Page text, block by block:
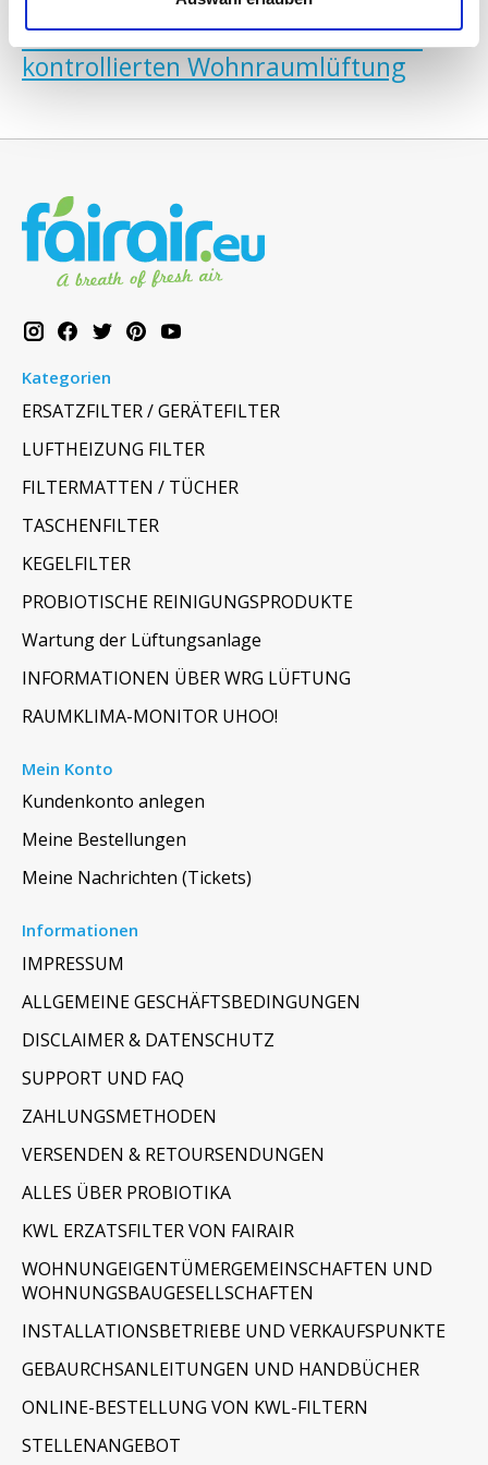
Zurück zu den informationen über
kontrollierten Wohnraumlüftung
Kategorien
ERSATZFILTER / GERÄTEFILTER
LUFTHEIZUNG FILTER
FILTERMATTEN / TÜCHER
TASCHENFILTER
KEGELFILTER
PROBIOTISCHE REINIGUNGSPRODUKTE
Wartung der Lüftungsanlage
INFORMATIONEN ÜBER WRG LÜFTUNG
RAUMKLIMA-MONITOR UHOO!
Mein Konto
Kundenkonto anlegen
Meine Bestellungen
Meine Nachrichten (Tickets)
Informationen
IMPRESSUM
ALLGEMEINE GESCHÄFTSBEDINGUNGEN
DISCLAIMER & DATENSCHUTZ
SUPPORT UND FAQ
ZAHLUNGSMETHODEN
VERSENDEN & RETOURSENDUNGEN
ALLES ÜBER PROBIOTIKA
KWL ERZATSFILTER VON FAIRAIR
WOHNUNGEIGENTÜMERGEMEINSCHAFTEN UND
WOHNUNGSBAUGESELLSCHAFTEN
INSTALLATIONSBETRIEBE UND VERKAUFSPUNKTE
GEBAURCHSANLEITUNGEN UND HANDBÜCHER
ONLINE-BESTELLUNG VON KWL-FILTERN
STELLENANGEBOT